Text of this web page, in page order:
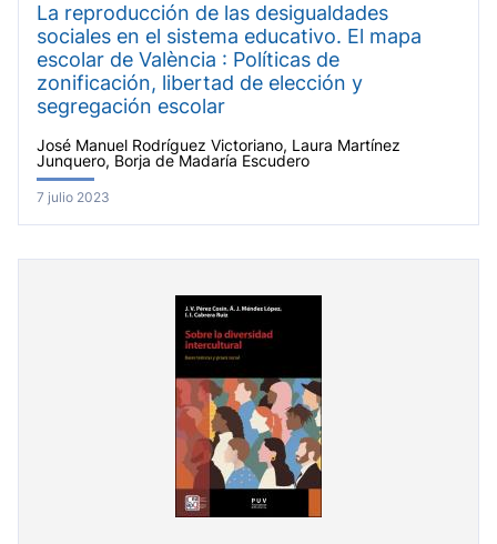
La reproducción de las desigualdades
sociales en el sistema educativo. El mapa
escolar de València : Políticas de
zonificación, libertad de elección y
segregación escolar
José Manuel Rodríguez Victoriano, Laura Martínez
Junquero, Borja de Madaría Escudero
7 julio 2023